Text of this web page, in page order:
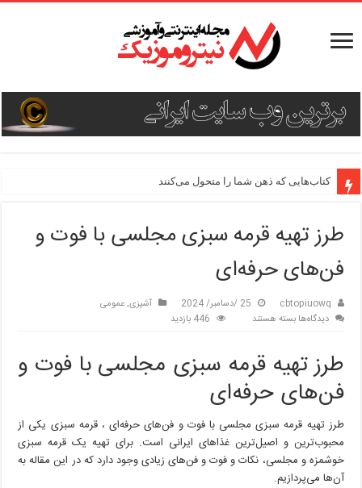
کتاب‌هایی که ذهن شما را متحول می‌کنند
دستور پخت ۳ غذای جدید و هیجان‌انگیز
طرز تهیه قرمه سبزی مجلسی با فوت و
فن‌های حرفه‌ای
cbtopiuowq 25 /دسامبر/ 2024 آشپزی,عمومی
دیدگاه‌هابرای
قرمه
سبزی
مجلسی
با
فوت
و
فن‌های
حرفه‌ای
بسته هستند 446 بازدید
طرز تهیه قرمه سبزی مجلسی با فوت و
فن‌های حرفه‌ای
طرز تهیه قرمه سبزی مجلسی با فوت و فن‌های حرفه‌ای ، قرمه سبزی یکی از
محبوب‌ترین و اصیل‌ترین غذاهای ایرانی است. برای تهیه یک قرمه سبزی
خوشمزه و مجلسی، نکات و فوت و فن‌های زیادی وجود دارد که در این مقاله به
آن‌ها می‌پردازیم.